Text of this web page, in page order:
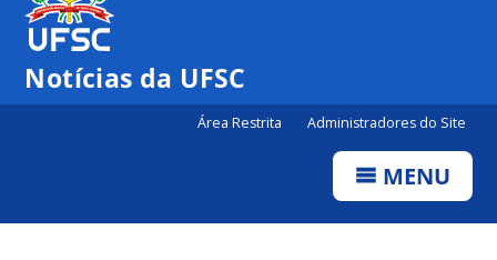
Notícias da UFSC
Área Restrita Administradores do Site
MENU